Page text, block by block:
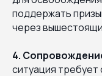
поддержать
через
4.
ситуация